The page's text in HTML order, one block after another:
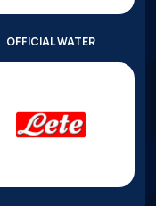
OFFICIAL WATER